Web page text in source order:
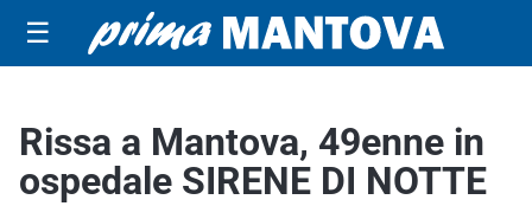
☰
Rissa a Mantova, 49enne in
ospedale SIRENE DI NOTTE